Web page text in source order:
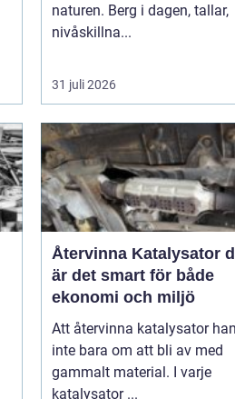
naturen. Berg i dagen, tallar,
nivåskillna...
31 juli 2026
Återvinna Katalysator därför
är det smart för både
ekonomi och miljö
Att återvinna katalysator
inte bara om att bli av med
gammalt material. I varje
katalysator ...